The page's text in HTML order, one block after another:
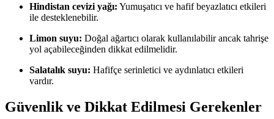
Hindistan cevizi yağı: Yumuşatıcı ve hafif beyazlatıcı etkileri
ile desteklenebilir.
Limon suyu: Doğal ağartıcı olarak kullanılabilir ancak tahrişe
yol açabileceğinden dikkat edilmelidir.
Salatalık suyu: Hafifçe serinletici ve aydınlatıcı etkileri
vardır.
Güvenlik ve Dikkat Edilmesi Gerekenler